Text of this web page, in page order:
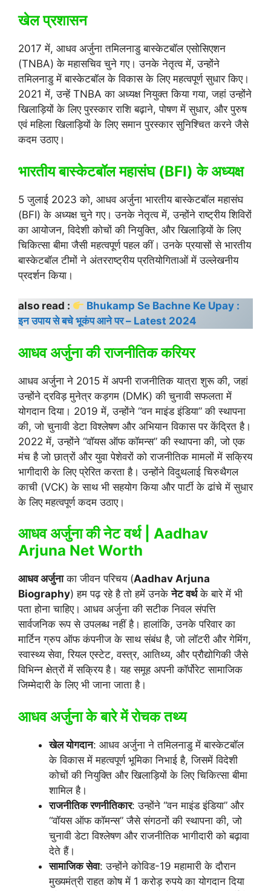
खेल प्रशासन
2017 में, आधव अर्जुना तमिलनाडु बास्केटबॉल एसोसिएशन
(TNBA) के महासचिव चुने गए। उनके नेतृत्व में, उन्होंने
तमिलनाडु में बास्केटबॉल के विकास के लिए महत्वपूर्ण सुधार किए।
2021 में, उन्हें TNBA का अध्यक्ष नियुक्त किया गया, जहां उन्होंने
खिलाड़ियों के लिए पुरस्कार राशि बढ़ाने, पोषण में सुधार, और पुरुष
एवं महिला खिलाड़ियों के लिए समान पुरस्कार सुनिश्चित करने जैसे
कदम उठाए।
भारतीय बास्केटबॉल महासंघ (BFI) के अध्यक्ष
5 जुलाई 2023 को, आधव अर्जुना भारतीय बास्केटबॉल महासंघ
(BFI) के अध्यक्ष चुने गए। उनके नेतृत्व में, उन्होंने राष्ट्रीय शिविरों
का आयोजन, विदेशी कोचों की नियुक्ति, और खिलाड़ियों के लिए
चिकित्सा बीमा जैसी महत्वपूर्ण पहल कीं। उनके प्रयासों से भारतीय
बास्केटबॉल टीमों ने अंतरराष्ट्रीय प्रतियोगिताओं में उल्लेखनीय
प्रदर्शन किया।
also read :
Bhukamp Se Bachne Ke Upay :
इन उपाय से बचे भूकंप आने पर – Latest 2024
आधव अर्जुना की राजनीतिक करियर
आधव अर्जुना ने 2015 में अपनी राजनीतिक यात्रा शुरू की, जहां
उन्होंने द्रविड़ मुनेत्र कड़गम (DMK) की चुनावी सफलता में
योगदान दिया। 2019 में, उन्होंने “वन माइंड इंडिया” की स्थापना
की, जो चुनावी डेटा विश्लेषण और अभियान विकास पर केंद्रित है।
2022 में, उन्होंने “वॉयस ऑफ कॉमन्स” की स्थापना की, जो एक
मंच है जो छात्रों और युवा पेशेवरों को राजनीतिक मामलों में सक्रिय
भागीदारी के लिए प्रेरित करता है। उन्होंने विदुथलाई चिरुथैगल
काची (VCK) के साथ भी सहयोग किया और पार्टी के ढांचे में सुधार
के लिए महत्वपूर्ण कदम उठाए।
आधव अर्जुना की नेट वर्थ | Aadhav
Arjuna Net Worth
आधव अर्जुनाका जीवन परिचय (Aadhav Arjuna
Biography) हम पढ़ रहे है तो हमें उनकेनेट वर्थके बारे में भी
पता होना चाहिए। आधव अर्जुना की सटीक निवल संपत्ति
सार्वजनिक रूप से उपलब्ध नहीं है। हालांकि, उनके परिवार का
मार्टिन ग्रुप ऑफ कंपनीज के साथ संबंध है, जो लॉटरी और गेमिंग,
स्वास्थ्य सेवा, रियल एस्टेट, वस्त्र, आतिथ्य, और प्रौद्योगिकी जैसे
विभिन्न क्षेत्रों में सक्रिय है। यह समूह अपनी कॉर्पोरेट सामाजिक
जिम्मेदारी के लिए भी जाना जाता है।
आधव अर्जुना के बारे में रोचक तथ्य
खेल योगदान: आधव अर्जुना ने तमिलनाडु में बास्केटबॉल
के विकास में महत्वपूर्ण भूमिका निभाई है, जिसमें विदेशी
कोचों की नियुक्ति और खिलाड़ियों के लिए चिकित्सा बीमा
शामिल है।
राजनीतिक रणनीतिकार: उन्होंने “वन माइंड इंडिया” और
“वॉयस ऑफ कॉमन्स” जैसे संगठनों की स्थापना की, जो
चुनावी डेटा विश्लेषण और राजनीतिक भागीदारी को बढ़ावा
देते हैं।
सामाजिक सेवा: उन्होंने कोविड-19 महामारी के दौरान
मुख्यमंत्री राहत कोष में 1 करोड़ रुपये का योगदान दिया